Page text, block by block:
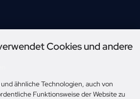
Cookies und andere
ähnliche Technologien, auch von
Funktionsweise der Website zu